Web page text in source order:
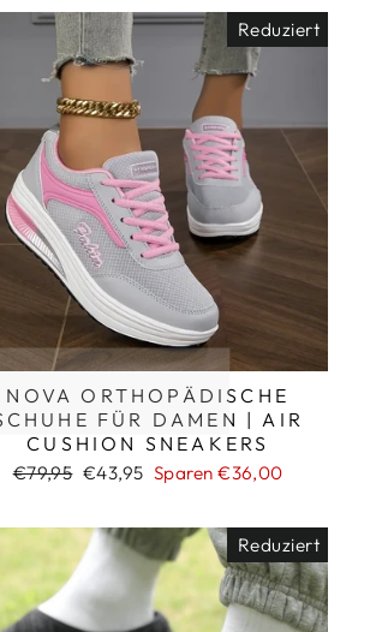
Reduziert
NOVA ORTHOPÄDISCHE
FÜR DAMEN | AIR
CUSHION SNEAKERS
Normaler
€79,95 Sonderpreis
€43,95 Sparen €36,00
Reduziert